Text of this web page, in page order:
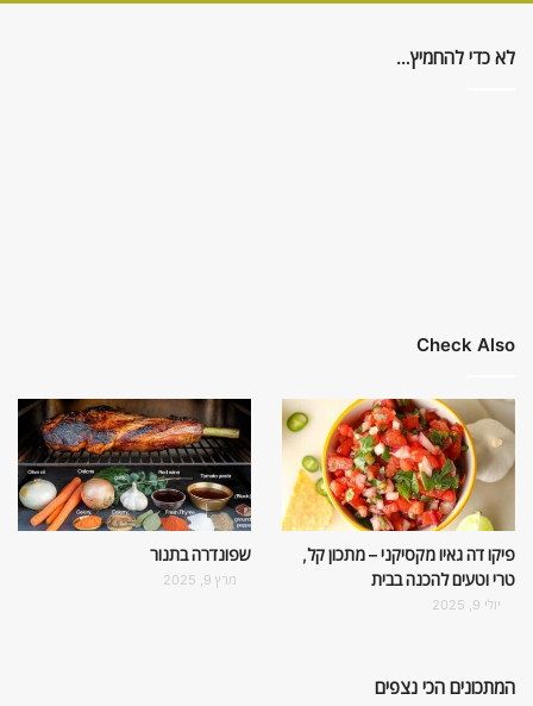
לא כדי להחמיץ…
Check Also
פיקו דה גאיו מקסיקני – מתכון קל,
טרי וטעים להכנה בבית
יולי 9, 2025
שפונדרה בתנור
מרץ 9, 2025
המתכונים הכי נצפים